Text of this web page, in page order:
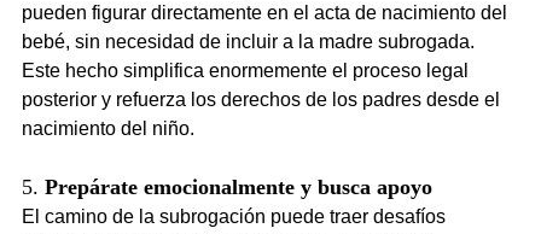
pueden figurar directamente en el acta de nacimiento del
bebé, sin necesidad de incluir a la madre subrogada.
Este hecho simplifica enormemente el proceso legal
posterior y refuerza los derechos de los padres desde el
nacimiento del niño.
5. Prepárate emocionalmente y busca apoyo
El camino de la subrogación puede traer desafíos